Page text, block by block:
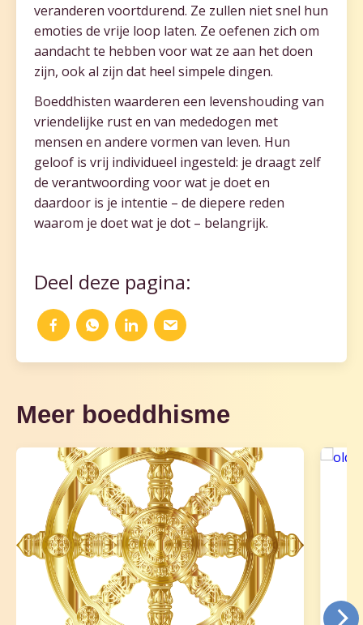
veranderen voortdurend. Ze zullen niet snel hun
emoties de vrije loop laten. Ze oefenen zich om
aandacht te hebben voor wat ze aan het doen
zijn, ook al zijn dat heel simpele dingen.
Boeddhisten waarderen een levenshouding van
vriendelijke rust en van mededogen met
mensen en andere vormen van leven. Hun
geloof is vrij individueel ingesteld: je draagt zelf
de verantwoording voor wat je doet en
daardoor is je intentie – de diepere reden
waarom je doet wat je dot – belangrijk.
Deel deze pagina:
Meer boeddhisme